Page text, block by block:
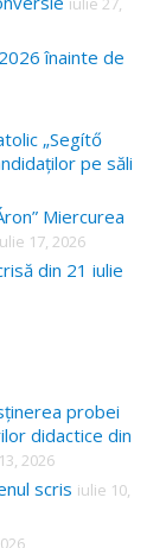
înainte de
„Segítő
pe săli
Miercurea
17, 2026
din 21 iulie
probei
didactice din
2026
scris iulie 10,